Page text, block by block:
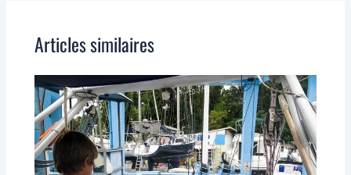
Articles similaires